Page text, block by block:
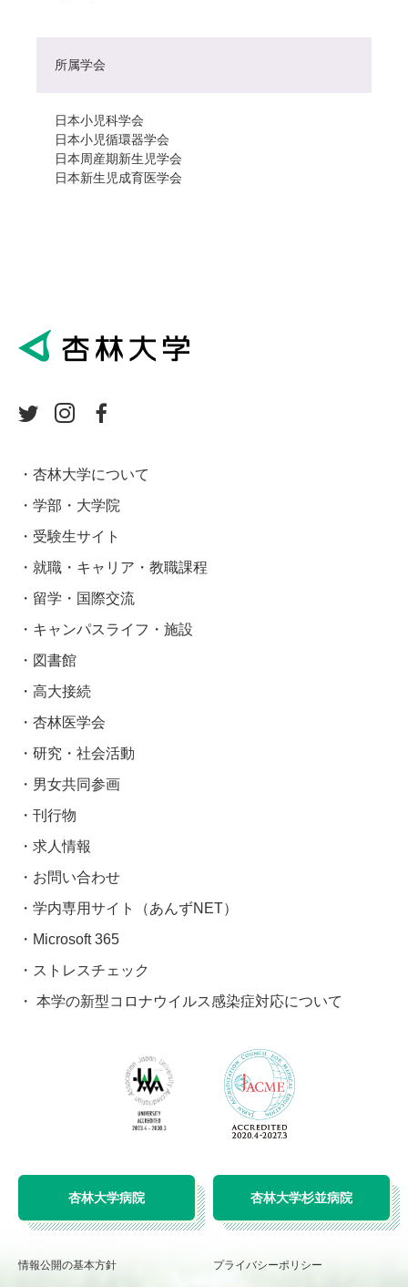
所属学会
日本小児科学会
日本小児循環器学会
日本周産期新生児学会
日本新生児成育医学会
杏林大学について
学部・大学院
受験生サイト
就職・キャリア・教職課程
留学・国際交流
キャンパスライフ・施設
図書館
高大接続
杏林医学会
研究・社会活動
男女共同参画
刊行物
求人情報
お問い合わせ
学内専用サイト（あんずNET）
Microsoft 365
ストレスチェック
本学の新型コロナウイルス感染症対応について
杏林大学病院 杏林大学杉並病院
情報公開の基本方針 プライバシーポリシー